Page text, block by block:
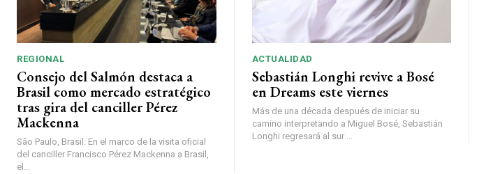
REGIONAL
Consejo del Salmón destaca a
Brasil como mercado estratégico
tras gira del canciller Pérez
Mackenna
São Paulo, Brasil. En el marco de la visita oficial
del canciller Francisco Pérez Mackenna a Brasil,
el...
ACTUALIDAD
Sebastián Longhi revive a Bosé
en Dreams este viernes
Más de una década después de iniciar su
camino interpretando a Miguel Bosé, Sebastián
Longhi regresará al sur ...